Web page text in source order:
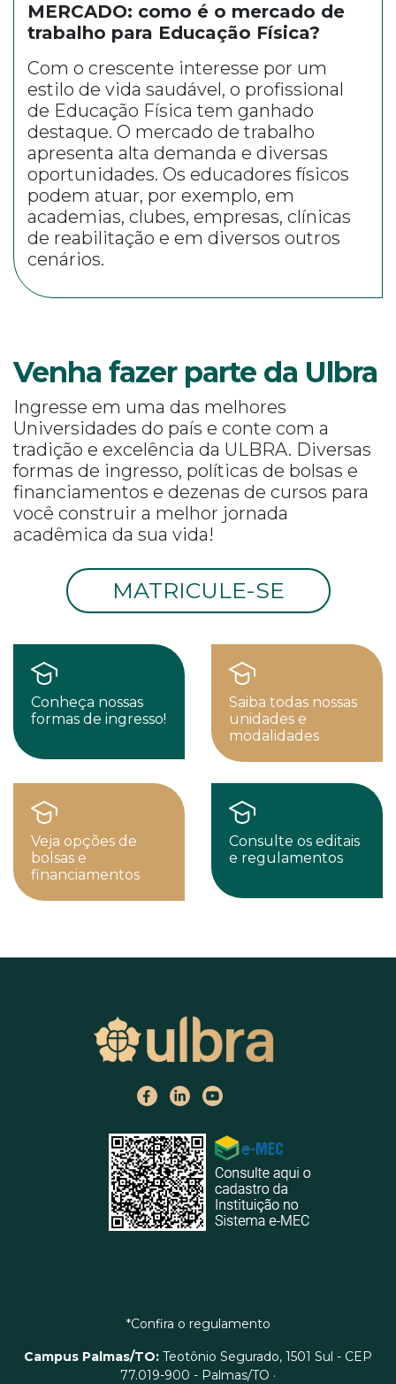
MERCADO: como é o mercado de
trabalho para Educação Física?
Com o crescente interesse por um
estilo de vida saudável, o profissional
de Educação Física tem ganhado
destaque. O mercado de trabalho
apresenta alta demanda e diversas
oportunidades. Os educadores físicos
podem atuar, por exemplo, em
academias, clubes, empresas, clínicas
de reabilitação e em diversos outros
cenários.
Venha fazer parte da Ulbra
Ingresse em uma das melhores
Universidades do país e conte com a
tradição e excelência da ULBRA. Diversas
formas de ingresso, políticas de bolsas e
financiamentos e dezenas de cursos para
você construir a melhor jornada
acadêmica da sua vida!
MATRICULE-SE
Conheça nossas
formas de ingresso!
Saiba todas nossas
unidades e
modalidades
Veja opções de
bolsas e
financiamentos
Consulte os editais
e regulamentos
*Confira o regulamento
Campus Palmas/TO: Teotônio Segurado, 1501 Sul - CEP
77.019-900 - Palmas/TO ·